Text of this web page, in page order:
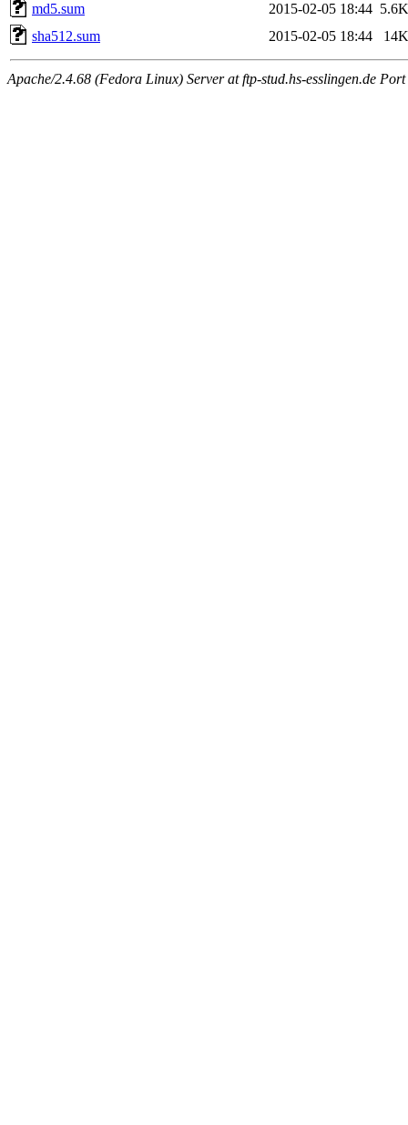
md5.sum 2015-02-05 18:44 5.6K
sha512.sum
2015-02-05 18:44 14K
Apache/2.4.68 (Fedora Linux) Server at ftp-stud.hs-esslingen.de